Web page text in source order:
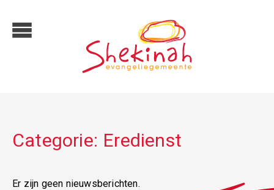
Categorie: Eredienst
Er zijn geen nieuwsberichten.